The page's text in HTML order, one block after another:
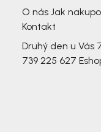
O nás Jak
Kontakt
Druhý den u Vás
739 225 627